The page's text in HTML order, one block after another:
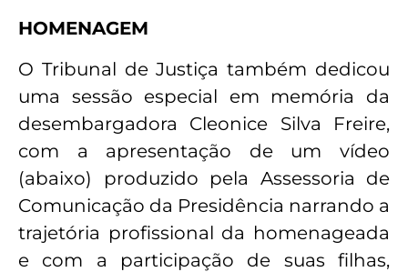
HOMENAGEM
O Tribunal de Justiça também dedicou
uma sessão especial em memória da
desembargadora Cleonice Silva Freire,
com a apresentação de um vídeo
(abaixo) produzido pela Assessoria de
Comunicação da Presidência narrando a
trajetória profissional da homenageada
e com a participação de suas filhas,